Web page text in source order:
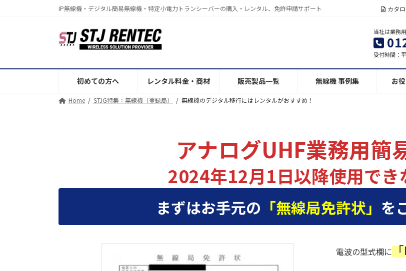
へ
ョ
IP無線機・デジタル簡易無線機・特定小電力トランシーバーの購入・レンタル、免許申請サポート カタ
当社は業務
受付時間：
初めての方へ レンタル料金・商材 販売製品一覧 無線機 事例集 お
Home STJG特集：無線機（登録局） 無線機のデジタル移行にはレンタルがおすすめ！
アナログUHF業務用簡
2024年12月1日以降使用でき
まずはお手元の 「無線局免許状」 を
電波の型式欄に